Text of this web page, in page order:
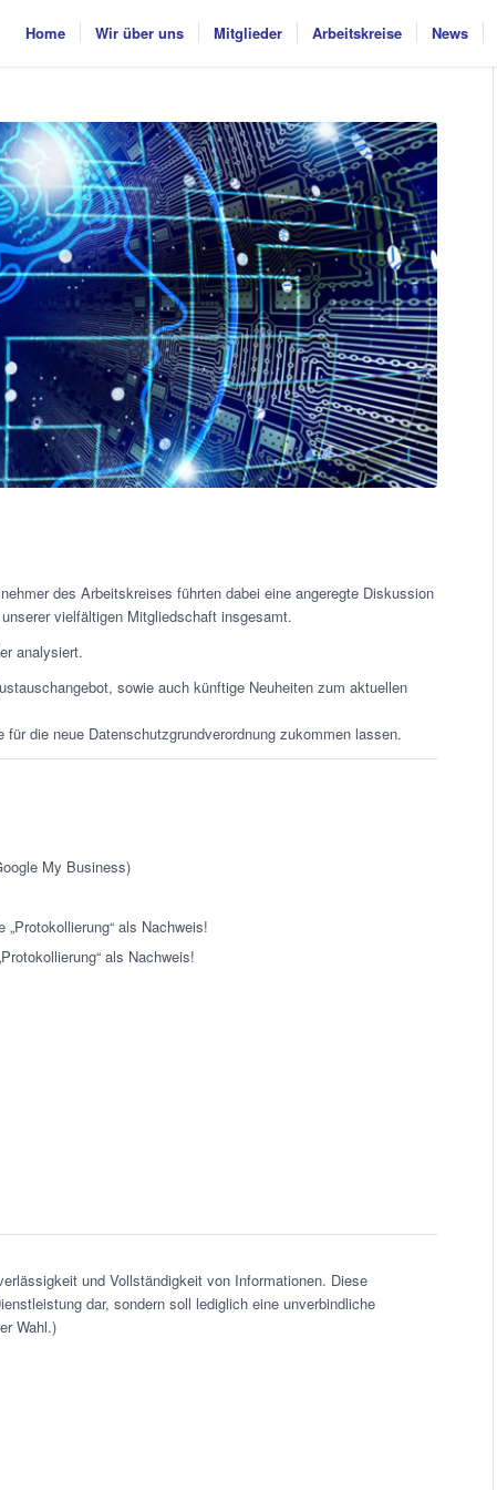
Home Wir über uns Mitglieder Arbeitskreise News
des Arbeitskreises führten dabei eine angeregte Diskussion
vielfältigen Mitgliedschaft insgesamt.
analysiert.
sowie auch künftige Neuheiten zum aktuellen
die neue Datenschutzgrundverordnung zukommen lassen.
My Business)
als Nachweis!
als Nachweis!
und Vollständigkeit von Informationen. Diese
dar, sondern soll lediglich eine unverbindliche
Wahl.)